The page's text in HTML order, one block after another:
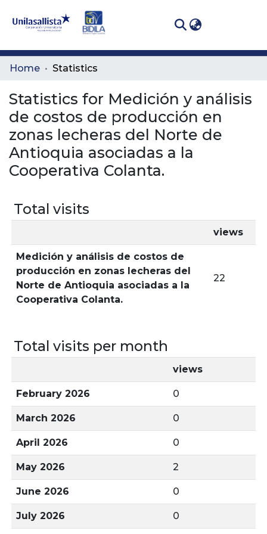
Communities
All of DSpace
Home Statistics
Statistics for Medición y análisis
de costos de producción en
zonas lecheras del Norte de
Antioquia asociadas a la
Cooperativa Colanta.
Total visits
views
Medición y análisis de costos de
producción en zonas lecheras del
Norte de Antioquia asociadas a la
Cooperativa Colanta.
22
Total visits per month
views
February 2026 0
March 2026 0
April 2026 0
May 2026 2
June 2026 0
July 2026 0